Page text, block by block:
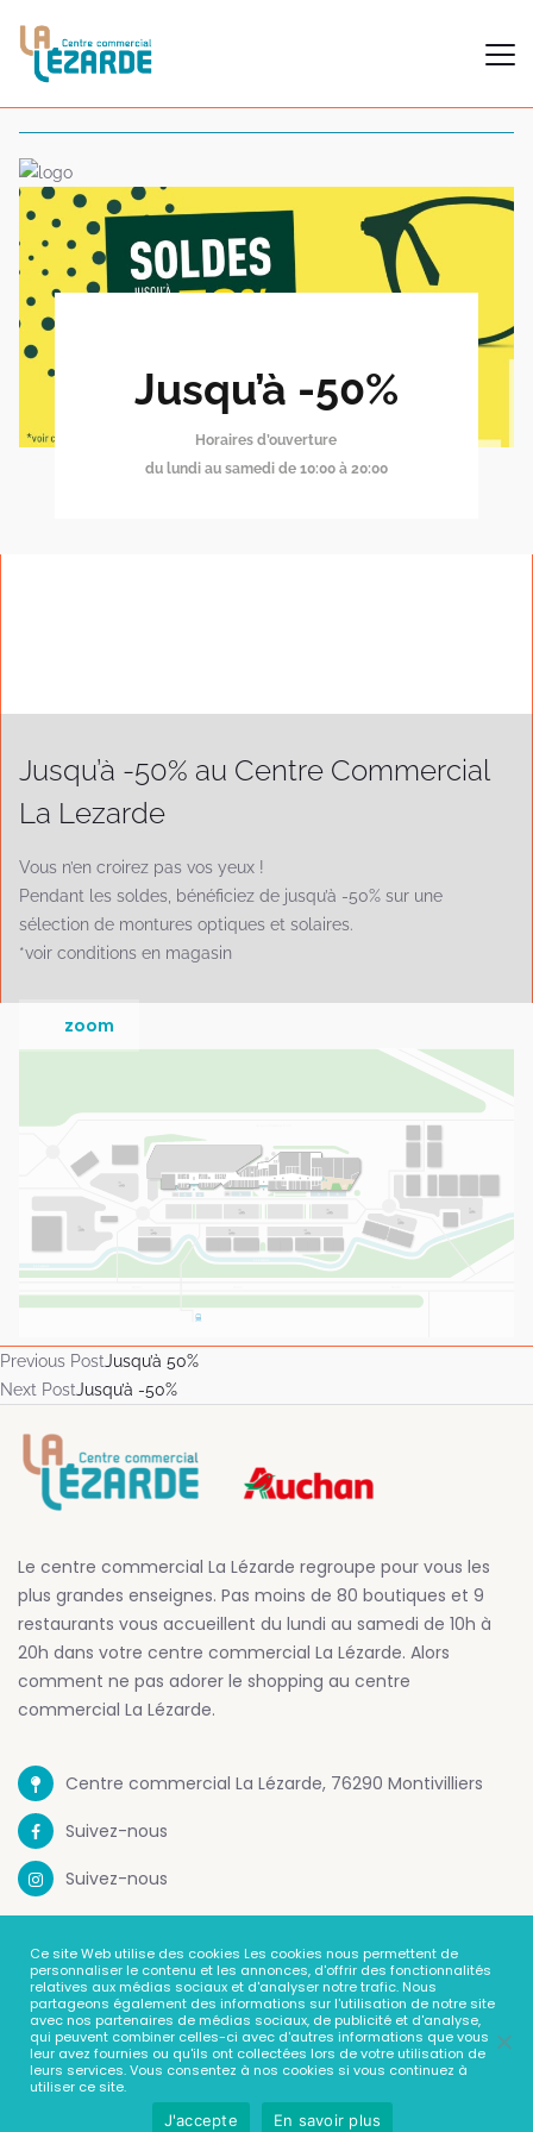
Jusqu’à -50%
Horaires d’ouverture
du lundi au samedi de 10:00 à 20:00
Jusqu’à -50% au Centre Commercial
La Lezarde
Vous n’en croirez pas vos yeux !
Pendant les soldes, bénéficiez de jusqu’à -50% sur une
sélection de montures optiques et solaires.
*voir conditions en magasin
zoom
Previous PostJusqu’à 50%
Next PostJusqu’à -50%
Le centre commercial La Lézarde regroupe pour vous les
plus grandes enseignes. Pas moins de 80 boutiques et 9
restaurants vous accueillent du lundi au samedi de 10h à
20h dans votre centre commercial La Lézarde. Alors
comment ne pas adorer le shopping au centre
commercial La Lézarde.
Centre commercial La Lézarde, 76290 Montivilliers
Suivez-nous
Suivez-nous
Mentions Legales
Politique de confidentialité
Contact
© Centre Commercial La Lézarde
Ce site Web utilise des cookies Les cookies nous permettent de
personnaliser le contenu et les annonces, d'offrir des fonctionnalités
relatives aux médias sociaux et d'analyser notre trafic. Nous
partageons également des informations sur l'utilisation de notre site
avec nos partenaires de médias sociaux, de publicité et d'analyse,
qui peuvent combiner celles-ci avec d'autres informations que vous
leur avez fournies ou qu'ils ont collectées lors de votre utilisation de
leurs services. Vous consentez à nos cookies si vous continuez à
utiliser ce site.
J'accepte
En savoir plus